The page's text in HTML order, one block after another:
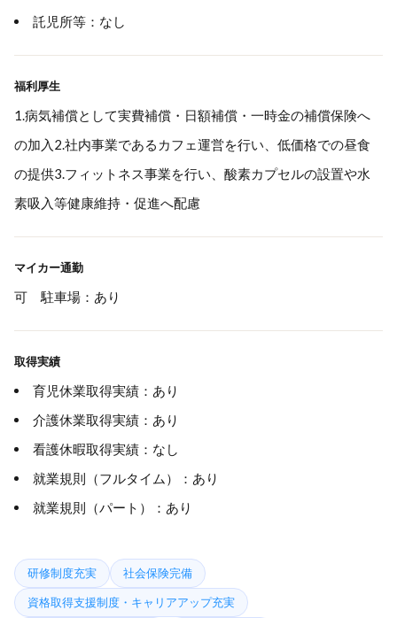
託児所等：なし
福利厚生
1.病気補償として実費補償・日額補償・一時金の補償保険へ
の加入2.社内事業であるカフェ運営を行い、低価格での昼食
の提供3.フィットネス事業を行い、酸素カプセルの設置や水
素吸入等健康維持・促進へ配慮
マイカー通勤
可 駐車場：あり
取得実績
育児休業取得実績：あり
介護休業取得実績：あり
看護休暇取得実績：なし
就業規則（フルタイム）：あり
就業規則（パート）：あり
研修制度充実 社会保険完備
資格取得支援制度・キャリアアップ充実